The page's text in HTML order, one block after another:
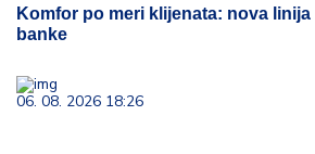
Komfor po meri klijenata: nova linija
banke
06. 08. 2026 18:26